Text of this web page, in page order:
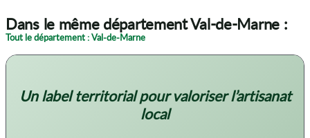
Dans le même département Val-de-Marne :
Tout le département : Val-de-Marne
Un label territorial pour valoriser l’artisanat
local